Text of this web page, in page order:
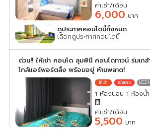
ค่าเช่า/เดือน
6,000 บาท
ดูประกาศคอนโดนี้ทั้งหมด
เลือกดูประกาศคอนโดนี้
ด่วน!! ให้เช่า คอนโด ลุมพินี คอนโดทาวน์ ร่มเก
ใกล้แอร์พอร์ตลิ้ง พร้อมอยู่ ห้ามพลาด!
1 ห้องนอน 1 ห้องน้
ค่าเช่า/เดือน
5,500 บาท